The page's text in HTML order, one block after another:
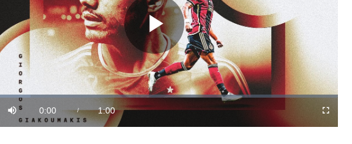
Play
Video
Mute
Current
Time
0:00 /
Duration
1:00
Loaded:
16.41%
Fullscreen